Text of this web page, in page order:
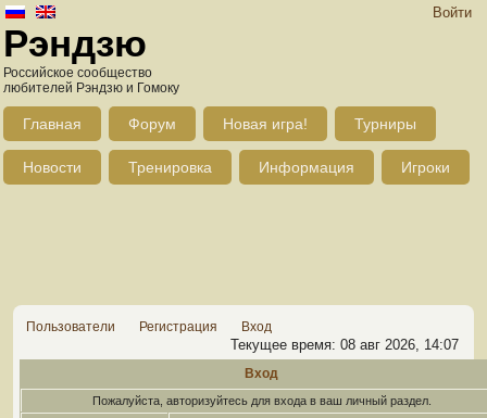
Войти
Рэндзю
Российское сообщество
любителей Рэндзю и Гомоку
Главная Форум Новая игра! Турниры
Новости Тренировка Информация Игроки
Пользователи Регистрация Вход
Текущее время: 08 авг 2026, 14:07
Вход
Пожалуйста, авторизуйтесь для входа в ваш личный раздел.